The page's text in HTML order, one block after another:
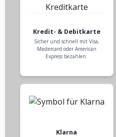
Kredit- & Debitkarte
Sicher und schnell mit Visa,
Mastercard oder American
Express bezahlen.
Klarna